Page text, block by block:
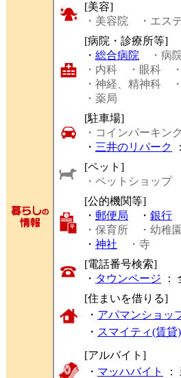
[美容]
・美容院
・エス
[病院・診療所等]
・ 総合病院 ・病
・内科
・眼科
・神経、精神科
・薬局
[駐車場]
・コインパーキン
・ 三井のリパーク
[ペット]
・ペットショップ
[公的機関等]
・ 郵便局 ・ 銀行
・保育所
・幼稚園
・ 神社
・寺
[電話番号検索]
・ タウンページ ：
[住まいを借りる]
・ アパマンショッ
・ スマイティ(賃貸)
[アルバイト]
・ マッハバイト